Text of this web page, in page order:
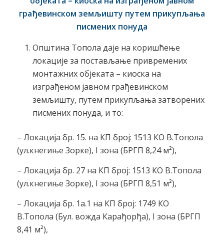
грађевинском земљишту путем прикупљања
писмених понуда
Општина Топола даје на коришћење
локације за постављање привремених
монтажних објеката – киоска на
изграђеном јавном грађевинском
земљишту, путем прикупљања затворених
писмених понуда, и то:
– Локација бр. 15. на КП број: 1513 КО В.Топола
(ул.кнегиње Зорке), I зона (БРГП 8,24 м²),
– Локација бр. 27 на КП број: 1513 КО В.Топола
(ул.кнегиње Зорке), I зона (БРГП 8,51 м²),
– Локација бр. 1а.1 на КП број: 1749 КО
В.Топола (Бул. вожда Карађорђа), I зона (БРГП
8,41 м²),